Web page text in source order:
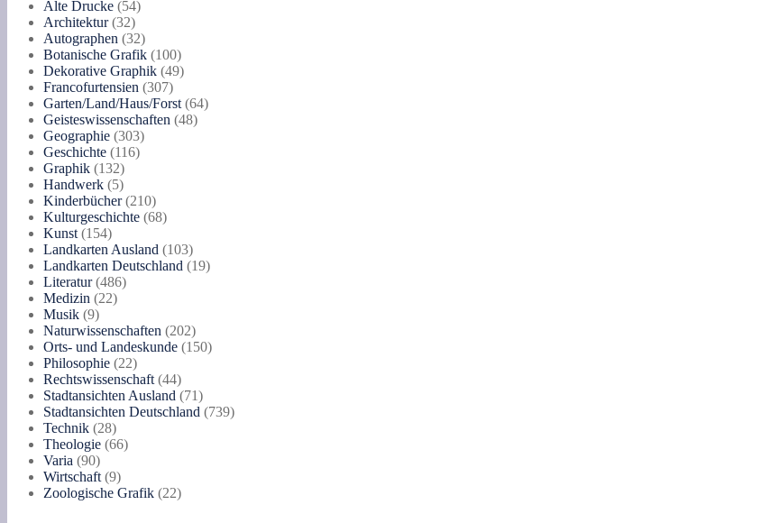
angrenzenden
Länder
Norwegen,
Estland
Lettland
Russland.
Menge
Alte Drucke 5454
Architektur 3232
Produkte
Autographen 3232
Produkte
Botanische Grafik 100100
Produkte
Dekorative Graphik 4949
Francofurtensien 307307
Produkte
Garten/Land/Haus/Forst 6464
Geisteswissenschaften 4848
Geographie 303303
Produkte
Geschichte 116116
Graphik 132132
Produkte
Handwerk 55
Produkte
Kinderbücher 210210
Produkte
Kulturgeschichte 6868
Kunst 154154
Produkte
Landkarten Ausland 103103
Produkte
Landkarten Deutschland 1919
Literatur 486486
Medizin 2222
Musik 99
Produkte
Naturwissenschaften 202202
Produkte
Orts- und Landeskunde 150150
Philosophie 2222
Produkte
Rechtswissenschaft 4444
Produkte
Stadtansichten Ausland 7171
Produkte
Stadtansichten Deutschland 739739
Technik 2828
Produkte
Theologie 6666
Varia 9090
Produkte
Wirtschaft 99
Produkte
Zoologische Grafik 2222